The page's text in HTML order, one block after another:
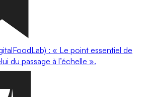
: « Le point essentiel de
du passage à l’échelle ».